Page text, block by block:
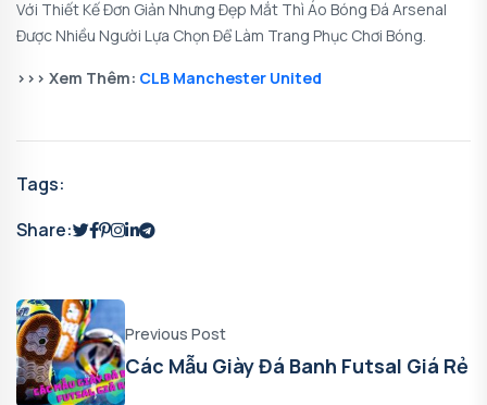
Với Thiết Kế Đơn Giản Nhưng Đẹp Mắt Thì Áo Bóng Đá Arsenal
Được Nhiều Người Lựa Chọn Để Làm Trang Phục Chơi Bóng.
>>> Xem Thêm: CLB Manchester United
Tags:
Share:
Previous Post
Các Mẫu Giày Đá Banh Futsal Giá Rẻ